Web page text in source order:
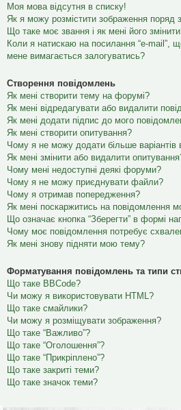
Моя мова відсутня в списку!
Як я можу розмістити зображення поряд
Що таке моє звання і як мені його
Коли я натискаю на посилання “e-mail”,
мене вимагається залогуватись?
Створення повідомлень
Як мені створити тему на форумі?
Як мені відредагувати або видалити
Як мені додати підпис до мого
Як мені створити опитування?
Чому я не можу додати більше варіантів
Як мені змінити або видалити
Чому мені недоступні деякі форуми?
Чому я не можу приєднувати файли?
Чому я отримав попередження?
Як мені поскаржитись на повідомлення
Що означає кнопка “Зберегти” в формі
Чому моє повідомлення потребує
Як мені знову підняти мою тему?
Форматування повідомлень та типи
Що таке BBCode?
Чи можу я використовувати HTML?
Що таке смайлики?
Чи можу я розміщувати зображення?
Що таке “Важливо”?
Що таке “Оголошення”?
Що таке “Прикріплено”?
Що таке закриті теми?
Що таке значок теми?